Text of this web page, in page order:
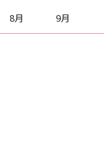
8月 9月